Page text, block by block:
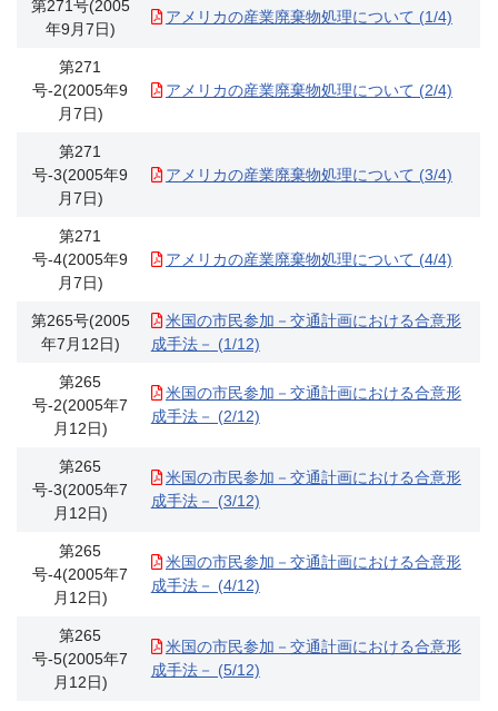
第271号(2005
年9月7日)
アメリカの産業廃棄物処理について (1/4)
第271
号-2(2005年9
月7日)
アメリカの産業廃棄物処理について (2/4)
第271
号-3(2005年9
月7日)
アメリカの産業廃棄物処理について (3/4)
第271
号-4(2005年9
月7日)
アメリカの産業廃棄物処理について (4/4)
第265号(2005
年7月12日)
米国の市民参加－交通計画における合意形
成手法－ (1/12)
第265
号-2(2005年7
月12日)
米国の市民参加－交通計画における合意形
成手法－ (2/12)
第265
号-3(2005年7
月12日)
米国の市民参加－交通計画における合意形
成手法－ (3/12)
第265
号-4(2005年7
月12日)
米国の市民参加－交通計画における合意形
成手法－ (4/12)
第265
号-5(2005年7
月12日)
米国の市民参加－交通計画における合意形
成手法－ (5/12)